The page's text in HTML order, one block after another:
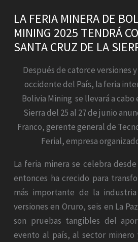
LA FERIA MINERA DE
MINING 2025 TENDRÁ
SANTA CRUZ DE LA
Después de catorce versiones
occidente del País, la feria
Bolivia Mining se llevará a cabo
Sierra del 25 al 27 de junio
Franco, gerente general de
Ferial, empresa
La feria minera se celebra
entonces ha crecido para
más importante de la
versiones en Oruro, seis en La
son pruebas tangibles del
evento al país, al sector